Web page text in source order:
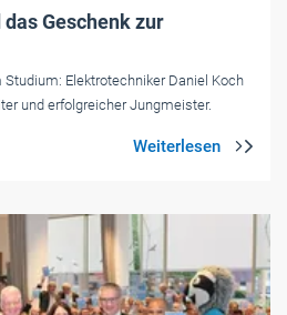
Geschenk zur
Elektrotechniker Daniel Koch
und erfolgreicher Jungmeister.